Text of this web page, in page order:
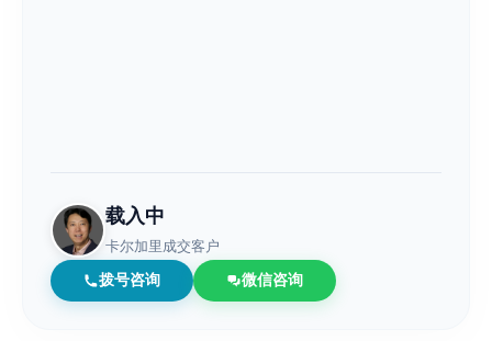
载入中
卡尔加里成交客户
拨号咨询 微信咨询